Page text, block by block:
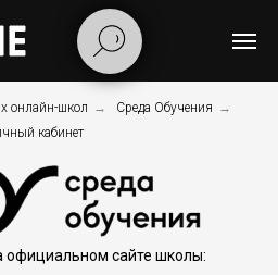
онлайн-школ → Среда Обучения →
кабинет
официальном сайте школы: